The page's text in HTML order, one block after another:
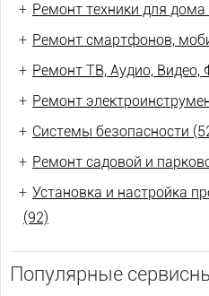
+ Ремонт техники для дома
+ Ремонт смартфонов,
+ Ремонт ТВ, Аудио, Видео,
+ Ремонт
+ Системы безопасности
+ Ремонт садовой и
+ Установка и настройка
(92)
Популярные